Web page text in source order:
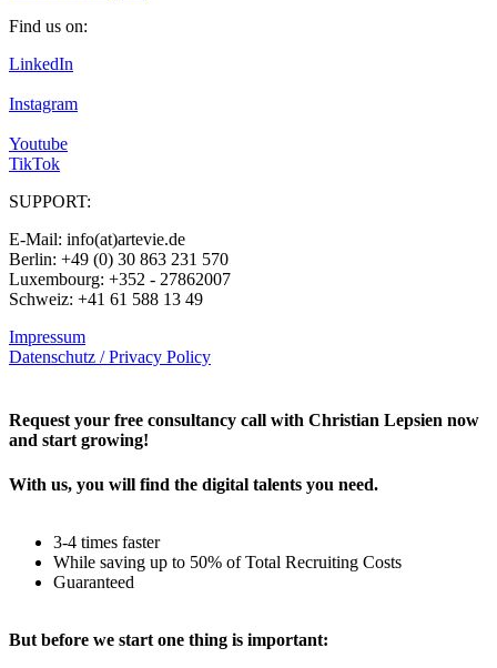
Find us on:
LinkedIn
Instagram
Youtube
TikTok
SUPPORT:
E-Mail: info(at)artevie.de
Berlin: +49 (0) 30 863 231 570
Luxembourg: +352 - 27862007
Schweiz: +41 61 588 13 49
Impressum
Datenschutz / Privacy Policy
Request your free consultancy call with Christian Lepsien now
and start growing!
With us, you will find the digital talents you need.
3-4 times faster
While saving up to 50% of Total Recruiting Costs
Guaranteed
But before we start one thing is important: